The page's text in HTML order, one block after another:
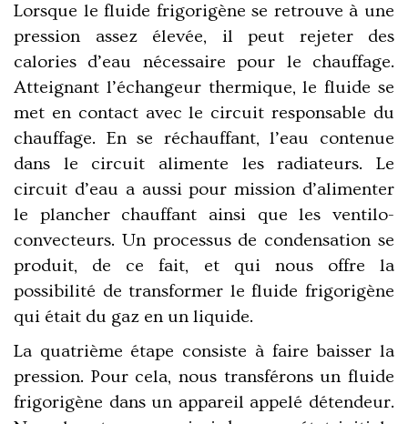
Lorsque le fluide frigorigène se retrouve à une
pression assez élevée, il peut rejeter des
calories d’eau nécessaire pour le chauffage.
Atteignant l’échangeur thermique, le fluide se
met en contact avec le circuit responsable du
chauffage. En se réchauffant, l’eau contenue
dans le circuit alimente les radiateurs. Le
circuit d’eau a aussi pour mission d’alimenter
le plancher chauffant ainsi que les ventilo-
convecteurs. Un processus de condensation se
produit, de ce fait, et qui nous offre la
possibilité de transformer le fluide frigorigène
qui était du gaz en un liquide.
La quatrième étape consiste à faire baisser la
pression. Pour cela, nous transférons un fluide
frigorigène dans un appareil appelé détendeur.